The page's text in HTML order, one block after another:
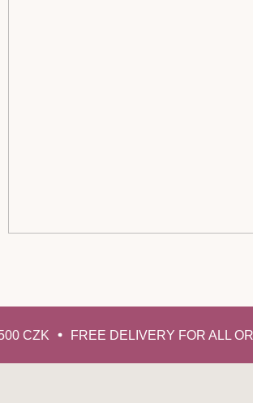
CZK FREE DELIVERY FOR ALL